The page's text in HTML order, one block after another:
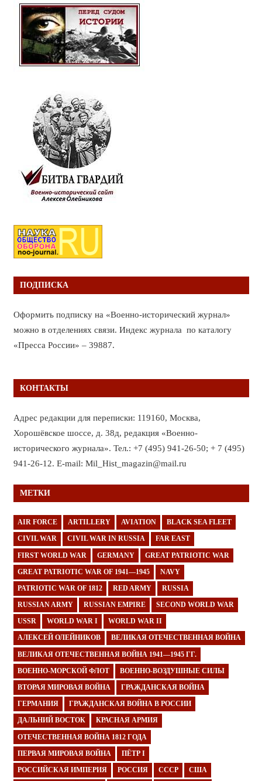
ПОДПИСКА
Оформить подписку на «Военно-исторический журнал»
можно в отделениях связи. Индекс журнала по каталогу
«Пресса России» – 39887.
КОНТАКТЫ
Адрес редакции для переписки: 119160, Москва,
Хорошёвское шоссе, д. 38д, редакция «Военно-
исторического журнала». Тел.: +7 (495) 941-26-50; + 7 (495)
941-26-12. E-mail: Mil_Hist_magazin@mail.ru
МЕТКИ
AIR FORCE ARTILLERY AVIATION BLACK SEA FLEET
CIVIL WAR CIVIL WAR IN RUSSIA FAR EAST
FIRST WORLD WAR GERMANY GREAT PATRIOTIC WAR
GREAT PATRIOTIC WAR OF 1941—1945 NAVY
PATRIOTIC WAR OF 1812 RED ARMY RUSSIA
RUSSIAN ARMY RUSSIAN EMPIRE SECOND WORLD WAR
USSR WORLD WAR I WORLD WAR II
АЛЕКСЕЙ ОЛЕЙНИКОВ ВЕЛИКАЯ ОТЕЧЕСТВЕННАЯ ВОЙНА
ВЕЛИКАЯ ОТЕЧЕСТВЕННАЯ ВОЙНА 1941—1945 ГГ.
ВОЕННО-МОРСКОЙ ФЛОТ ВОЕННО-ВОЗДУШНЫЕ СИЛЫ
ВТОРАЯ МИРОВАЯ ВОЙНА ГРАЖДАНСКАЯ ВОЙНА
ГЕРМАНИЯ ГРАЖДАНСКАЯ ВОЙНА В РОССИИ
ДАЛЬНИЙ ВОСТОК КРАСНАЯ АРМИЯ
ОТЕЧЕСТВЕННАЯ ВОЙНА 1812 ГОДА
ПЕРВАЯ МИРОВАЯ ВОЙНА ПЁТР I
РОССИЙСКАЯ ИМПЕРИЯ РОССИЯ СССР США